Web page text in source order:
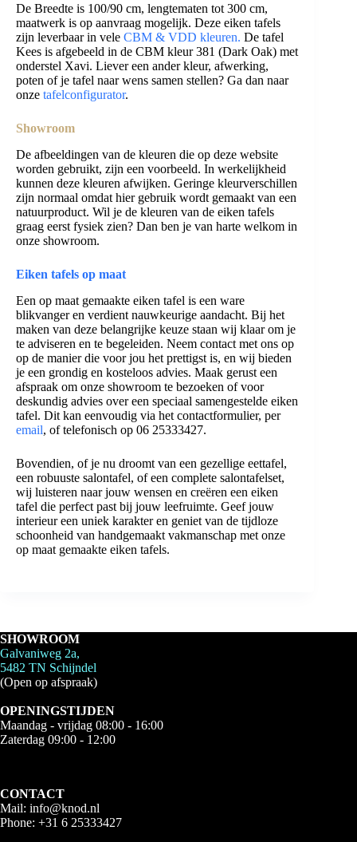
De Breedte is 100/90 cm, lengtematen tot 300 cm,
maatwerk is op aanvraag mogelijk. Deze eiken tafels
zijn leverbaar in vele CBM & VDD kleuren. De tafel
Kees is afgebeeld in de CBM kleur 381 (Dark Oak) met
onderstel Xavi. Liever een ander kleur, afwerking,
poten of je tafel naar wens samen stellen? Ga dan naar
onze tafelconfigurator.
Showroom
De afbeeldingen van de kleuren die op deze website
worden gebruikt, zijn een voorbeeld. In werkelijkheid
kunnen deze kleuren afwijken. Geringe kleurverschillen
zijn normaal omdat hier gebruik wordt gemaakt van een
natuurproduct. Wil je de kleuren van de eiken tafels
graag eerst fysiek zien? Dan ben je van harte welkom in
onze showroom.
Eiken tafels op maat
Een op maat gemaakte eiken tafel is een ware
blikvanger en verdient nauwkeurige aandacht. Bij het
maken van deze belangrijke keuze staan wij klaar om je
te adviseren en te begeleiden. Neem contact met ons op
op de manier die voor jou het prettigst is, en wij bieden
je een grondig en kosteloos advies. Maak gerust een
afspraak om onze showroom te bezoeken of voor
deskundig advies over een speciaal samengestelde eiken
tafel. Dit kan eenvoudig via het contactformulier, per
email, of telefonisch op 06 25333427.
Bovendien, of je nu droomt van een gezellige eettafel,
een robuuste salontafel, of een complete salontafelset,
wij luisteren naar jouw wensen en creëren een eiken
tafel die perfect past bij jouw leefruimte. Geef jouw
interieur een uniek karakter en geniet van de tijdloze
schoonheid van handgemaakt vakmanschap met onze
op maat gemaakte eiken tafels.
SHOWROOM
Galvaniweg 2a,
5482 TN Schijndel
(Open op afspraak)
OPENINGSTIJDEN
Maandag - vrijdag 08:00 - 16:00
Zaterdag 09:00 - 12:00
CONTACT
Mail: info@knod.nl
Phone: +31 6 25333427